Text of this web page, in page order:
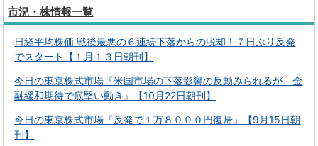
市況・株情報一覧
日経平均株価 戦後最悪の６連続下落からの脱却！７日ぶり反発
でスタート【１月１３日朝刊】
今日の東京株式市場『米国市場の下落影響の反動みられるが、金
融緩和期待で底堅い動き』【10月22日朝刊】
今日の東京株式市場『反発で１万８０００円復帰』【9月15日朝
刊】